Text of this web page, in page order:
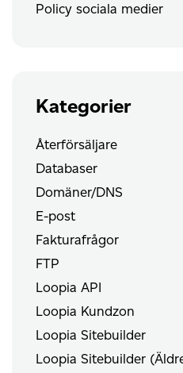
Policy sociala medier
Kategorier
Återförsäljare
Databaser
Domäner/DNS
E-post
Fakturafrågor
FTP
Loopia API
Loopia Kundzon
Loopia Sitebuilder
Loopia Sitebuilder